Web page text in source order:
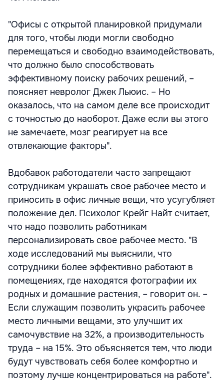
"Офисы с открытой планировкой придумали
для того, чтобы люди могли свободно
перемещаться и свободно взаимодействовать,
что должно было способствовать
эффективному поиску рабочих решений, –
поясняет невролог Джек Льюис. – Но
оказалось, что на самом деле все происходит
с точностью до наоборот. Даже если вы этого
не замечаете, мозг реагирует на все
отвлекающие факторы".
Вдобавок работодатели часто запрещают
сотрудникам украшать свое рабочее место и
приносить в офис личные вещи, что усугубляет
положение дел. Психолог Крейг Найт считает,
что надо позволить работникам
персонализировать свое рабочее место. "В
ходе исследований мы выяснили, что
сотрудники более эффективно работают в
помещениях, где находятся фотографии их
родных и домашние растения, – говорит он. –
Если служащим позволить украсить рабочее
место личными вещами, это улучшит их
самочувствие на 32%, а производительность
труда – на 15%. Это объясняется тем, что люди
будут чувствовать себя более комфортно и
поэтому лучше концентрироваться на работе".